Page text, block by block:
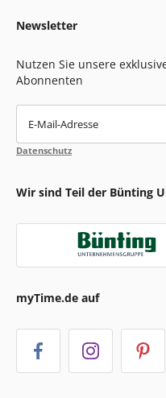
Newsletter
Nutzen Sie unsere
Abonnenten
E-Mail-Adresse
Datenschutz
Wir sind Teil der Bünting
myTime.de auf